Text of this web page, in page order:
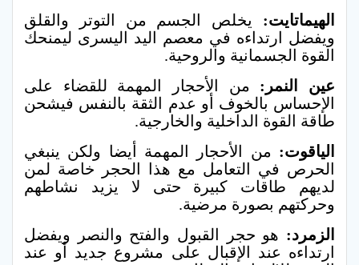
الهيماتايت: يخلص الجسم من التوتر والقلق
ويفضل ارتداءه في معصم اليد اليسرى ليمنحك
القوة الجسمانية والروحية.
عين النمر: من الأحجار المهمة للقضاء على
الإحساس بالخوف أو عدم الثقة بالنفس فيشحن
طاقة القوة الداخلية والخارجية.
الياقوت: من الأحجار المهمة أيضا ولكن ينبغي
الحرص في التعامل مع هذا الحجر خاصة لمن
لديهم طاقات كبيرة حتى لا يزيد نشاطهم
وحركتهم بصورة مرضية.
الزمرد: هو حجر القبول والفتح والنصر ويفضل
ارتداءه عند الإقبال على مشروع جديد أو عند